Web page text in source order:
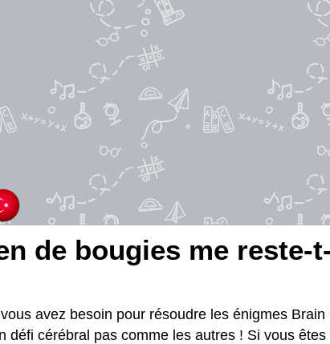
de bougies me reste-
avez besoin pour résoudre les énigmes
défi cérébral pas comme les autres ! Si vous